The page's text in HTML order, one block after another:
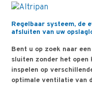
Regelbaar systeem, de
afsluiten van uw
Bent u op zoek naar
sluiten zonder het
inspelen op
optimale ventilatie van